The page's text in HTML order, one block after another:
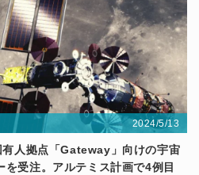
2024/5/13
人拠点「Gateway」向けの宇宙
受注。アルテミス計画で4例目